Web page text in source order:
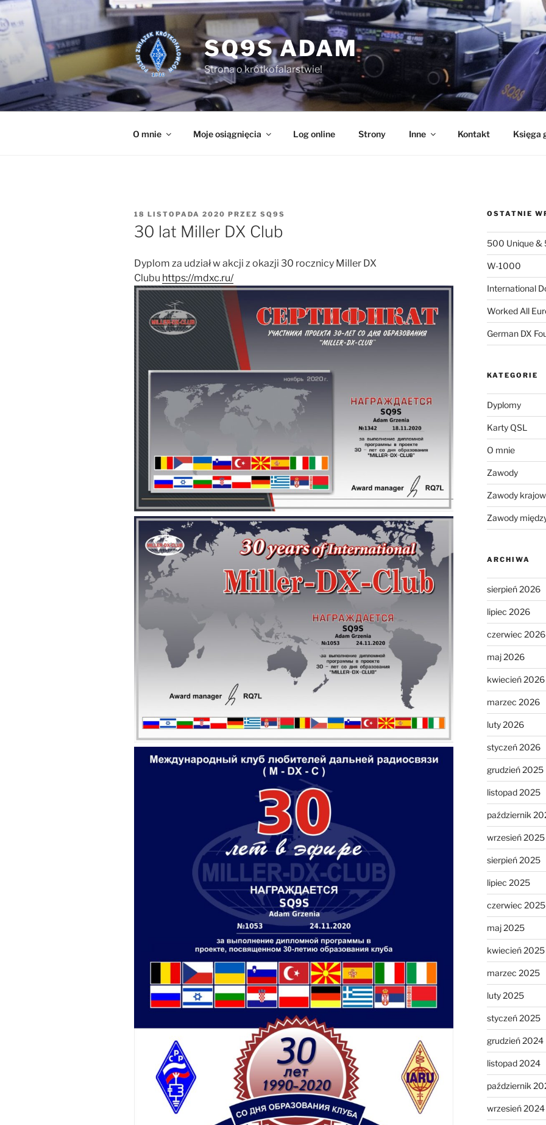
Przejdź
do
treści
SQ9S ADAM
Strona o krótkofalarstwie!
O mnie Moje osiągnięcia Log online Strony Inne Kontakt Księga
OPUBLIKOWANE
W
18 LISTOPADA 2020 PRZEZ SQ9S
30 lat Miller DX Club
Dyplom za udział w akcji z okazji 30 rocznicy Miller DX
Clubu https://mdxc.ru/
OSTATNIE
500 Unique &
W-1000
International
Worked All
German DX
KATEGORIE
Dyplomy
Karty QSL
O mnie
Zawody
Zawody
Zawody
ARCHIWA
sierpień 2026
lipiec 2026
czerwiec 2026
maj 2026
kwiecień 2026
marzec 2026
luty 2026
styczeń 2026
grudzień 2025
listopad 2025
październik
wrzesień 2025
sierpień 2025
lipiec 2025
czerwiec 2025
maj 2025
kwiecień 2025
marzec 2025
luty 2025
styczeń 2025
grudzień 2024
listopad 2024
październik
wrzesień 2024